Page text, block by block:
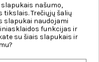
našumo,
Trečiųjų šalių
slapukai naudojami
funkcijas ir
su šiais slapukais ir